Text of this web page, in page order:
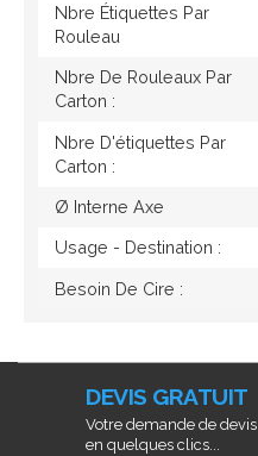
Nbre Étiquettes Par
Rouleau
Nbre De Rouleaux Par
Carton :
Nbre D'étiquettes Par
Carton :
Ø Interne Axe
Usage - Destination :
Besoin De Cire :
DEVIS GRATUIT
Votre demande de devis
en quelques clics...